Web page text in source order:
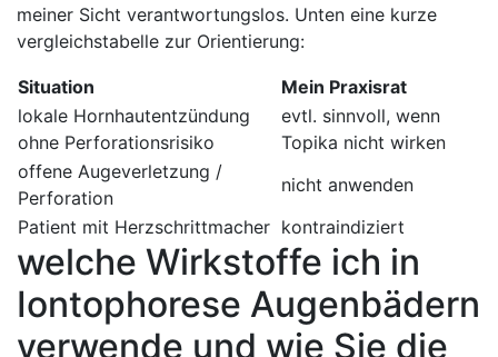
meiner Sicht‍ verantwortungslos. Unten eine kurze
⁢vergleichstabelle zur Orientierung:
Situation
Mein⁣ Praxisrat
lokale Hornhautentzündung⁢
ohne Perforationsrisiko
evtl. sinnvoll,⁢ wenn
Topika nicht wirken
offene‍ Augeverletzung /
Perforation
nicht ⁣anwenden
Patient ⁤mit Herzschrittmacher kontraindiziert
welche⁣ Wirkstoffe ​ich in
Iontophorese Augenbädern
verwende und wie‌ Sie die